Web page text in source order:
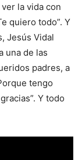
la vida con
quiero todo”. Y
Jesús Vidal
una de las
padres, a
tengo
Y todo